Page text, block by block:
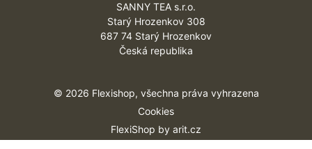
SANNY TEA s.r.o.
Starý Hrozenkov 308
687 74 Starý Hrozenkov
Česká republika
© 2026 Flexishop, všechna práva vyhrazena
Cookies
FlexiShop by arit.cz